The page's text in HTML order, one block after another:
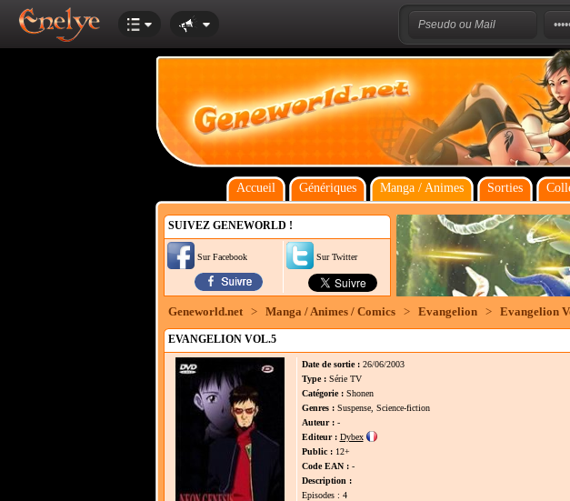
Accueil Génériques Manga / Animes Sorties
SUIVEZ GENEWORLD !
Sur Facebook Sur Twitter
Geneworld.net > Manga / Animes / Comics > Evangelion > Evangelion
EVANGELION VOL.5
Date de sortie :26/06/2003
Type : Série TV
Catégorie :Shonen
Genres :Suspense, Science-fiction
Auteur :-
Editeur : Dybex
Public :12+
Code EAN : -
Description :
Episodes : 4